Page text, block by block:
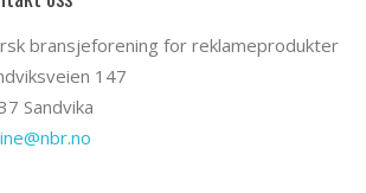
bransjeforening for reklameprodukter
147
Sandvika